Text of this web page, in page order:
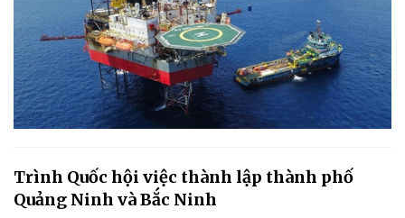
Trình Quốc hội việc thành lập thành phố
Quảng Ninh và Bắc Ninh